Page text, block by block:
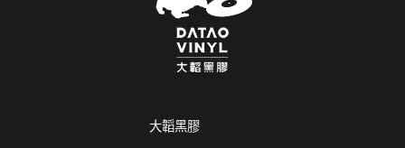
大韜黑膠